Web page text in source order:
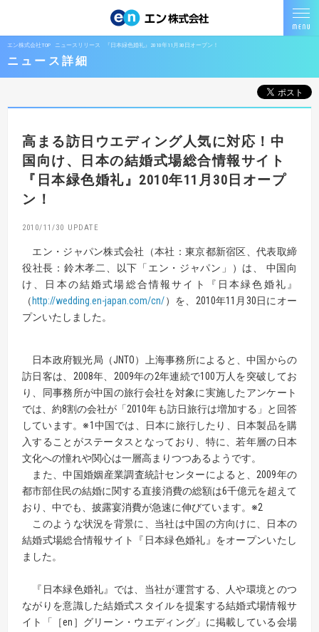
エン株式会社TOP ニュースリリース 『日本緑色婚礼』2010年11月30日オープン！
ニュース詳細
高まる訪日ウエディング人気に対応！ 中
国向け、日本の結婚式場総合情報サイト
『日本緑色婚礼』 2010年11月30日オープ
ン！
2010/11/30
エン・ジャパン株式会社（本社：東京都新宿区、代表取締
役社長：鈴木孝二、以下「エン・ジャパン」）は、 中国向
け、日本の結婚式場総合情報サイト『日本緑色婚礼』
（ http://wedding.en-japan.com/cn/）を、2010年11月30日にオー
プンいたしました。
日本政府観光局（JNTO）上海事務所によると、中国からの
訪日客は、2008年、2009年の2年連続で100万人を突破してお
り、同事務所が中国の旅行会社を対象に実施したアンケート
では、約8割の会社が「2010年も訪日旅行は増加する」と回答
しています。※1中国では、日本に旅行したり、日本製品を購
入することがステータスとなっており、特に、若年層の日本
文化への憧れや関心は一層高まりつつあるようです。
また、中国婚姻産業調査統計センターによると、2009年の
都市部住民の結婚に関する直接消費の総額は6千億元を超えて
おり、中でも、披露宴消費が急速に伸びています。※2
このような状況を背景に、当社は中国の方向けに、日本の
結婚式場総合情報サイト『日本緑色婚礼』をオープンいたし
ました。
『日本緑色婚礼』では、当社が運営する、人や環境とのつ
ながりを意識した結婚式スタイルを提案する結婚式場情報サ
イト「［en］グリーン・ウエディング」に掲載している会場